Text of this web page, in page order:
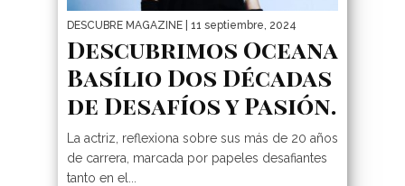
DESCUBRE MAGAZINE | 11 septiembre, 2024
Descubrimos Oceana
Basílio Dos Décadas
de Desafíos y Pasión.
La actriz, reflexiona sobre sus más de 20 años
de carrera, marcada por papeles desafiantes
tanto en el...